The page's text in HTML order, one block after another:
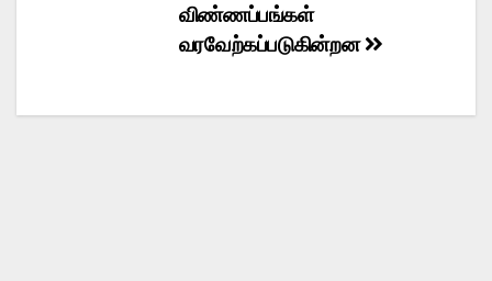
விண்ணப்பங்கள்
வரவேற்கப்படுகின்றன